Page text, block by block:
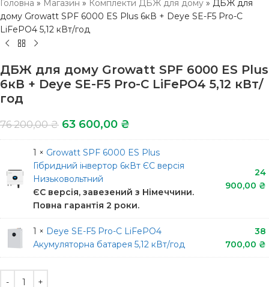
Головна » Магазин » Комплекти ДБЖ для дому » ДБЖ для
дому Growatt SPF 6000 ES Plus 6кВ + Deye SE-F5 Pro-C
LiFePO4 5,12 кВт/год
ДБЖ для дому Growatt SPF 6000 ES Plus
6кВ + Deye SE-F5 Pro-C LiFePO4 5,12 кВт/
год
76 200,00₴ 63 600,00 ₴
1 × Growatt SPF 6000 ES Plus
Гібридний інвертор 6кВт ЄС версія
Низьковольтний
ЄС версія, завезений з Німеччини.
Повна гарантія 2 роки.
24
900,00 ₴
1 × Deye SE-F5 Pro-C LiFePO4
Акумуляторна батарея 5,12 кВт/год
38
700,00 ₴